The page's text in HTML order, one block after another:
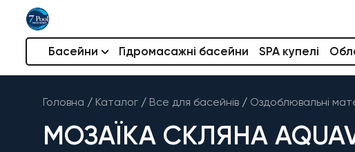
Басейни Гідромасажні басейни SPA купелі
Головна / Каталог / Все для басейнів / Оздоблювальні
МОЗАЇКА СКЛЯНА